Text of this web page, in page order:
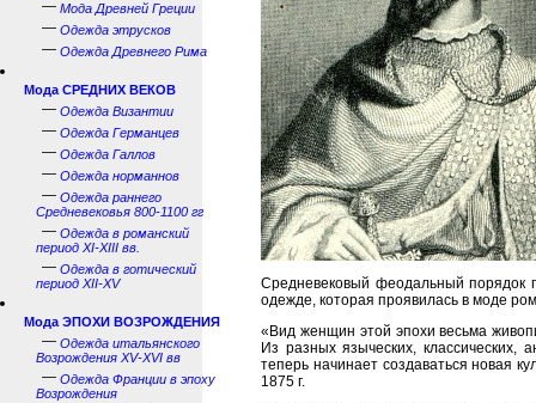
— Мода Древней Греции
— Одежда этрусков
— Одежда Древнего Рима
Мода СРЕДНИХ ВЕКОВ
— Одежда Византии
— Одежда Германцев
— Одежда Галлов
— Одежда норманнов
— Одежда раннего
Средневековья 800-1100 гг
— Одежда в романский
период XI-XIII вв.
— Одежда в готический
период XII-XV
Мода ЭПОХИ ВОЗРОЖДЕНИЯ
— Одежда итальянского
Возрождения XV-XVI вв
— Одежда Франции в эпоху
Возрождения
Средневековый феодальный порядок
одежде, которая проявилась в моде
«Вид женщин этой эпохи весьма
Из разных языческих, классических,
теперь начинает создаваться новая
1875 г.